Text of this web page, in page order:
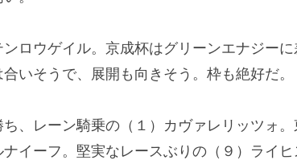
ロウゲイル。京成杯はグリーンエナジー
いそうで、展開も向きそう。枠も絶好だ。
、レーン騎乗の（１）カヴァレリッツォ
イーフ。堅実なレースぶりの（９）ライ